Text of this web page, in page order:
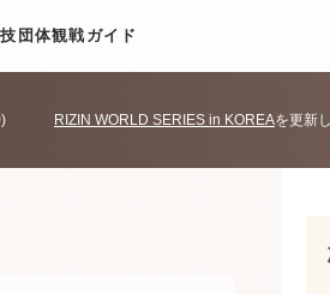
団体観戦ガイド
RIZIN WORLD SERIES in KOREAを更新